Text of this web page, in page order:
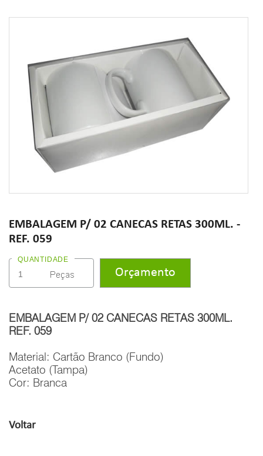
EMBALAGEM P/ 02 CANECAS RETAS 300ML. -
REF. 059
QUANTIDADE
EMBALAGEM P/ 02 CANECAS RETAS 300ML.
REF. 059
Material: Cartão Branco (Fundo)
Acetato (Tampa)
Cor: Branca
Voltar